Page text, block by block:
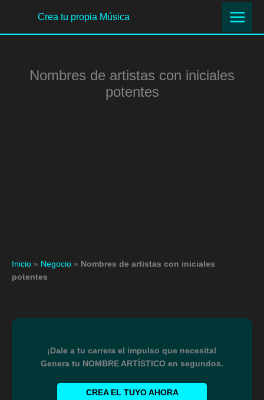
contenido
Crea tu propia Música
Nombres de artistas con iniciales
potentes
Inicio » Negocio » Nombres de artistas con iniciales
potentes
¡Dale a tu carrera el impulso que necesita!
Genera tu NOMBRE ARTÍSTICO en segundos.
CREA EL TUYO AHORA